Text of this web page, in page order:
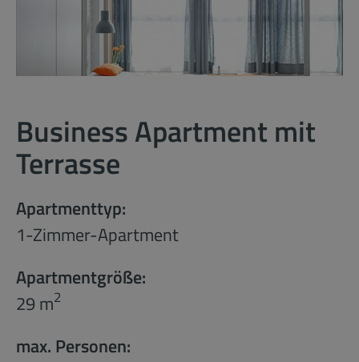
Business Apartment mit
Terrasse
Apartmenttyp:
1-Zimmer-Apartment
Apartmentgröße:
29 m2
max. Personen: